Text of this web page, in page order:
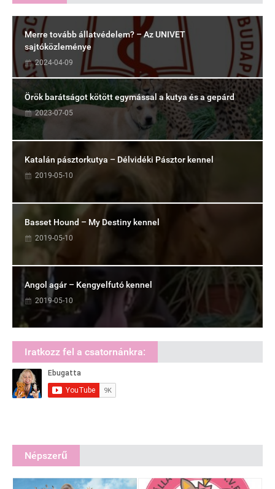
Merre tovább állatvédelem? – Az UNIVET
sajtóközleménye
2024-04-09
Örök barátságot kötött egymással a kutya és a gepárd
2023-07-05
Katalán pásztorkutya – Délvidéki Pásztor kennel
2019-05-10
Basset Hound – My Destiny kennel
2019-05-10
Angol agár – Kengyelfutó kennel
2019-05-10
Iratkozz fel a csatornánkra:
Népszerű